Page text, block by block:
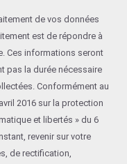
de vos données
est de répondre à
Ces informations seront
pas la durée nécessaire
Conformément au
2016 sur la protection
et libertés » du 6
revenir sur votre
de rectification,